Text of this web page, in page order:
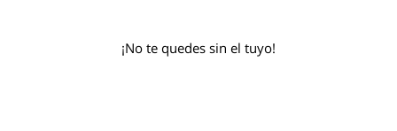
¡No te quedes sin el tuyo!